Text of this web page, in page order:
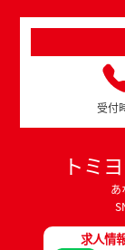
受付
トミ
あ
求人情